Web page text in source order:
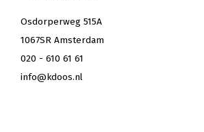
Osdorperweg 515A
1067SR Amsterdam
020 - 610 61 61
info@kdoos.nl